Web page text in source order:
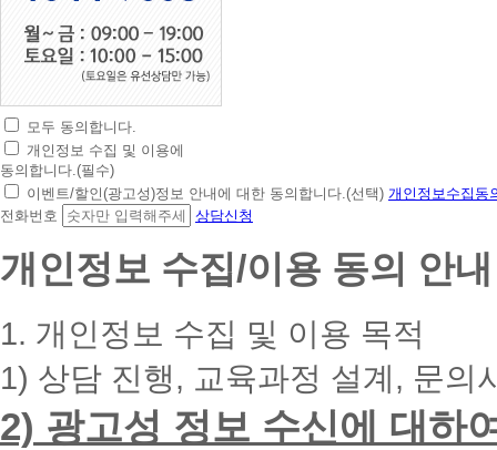
초
간
편
상
담
청
대
폰
입
력
모두 동의합니다.
개인정보 수집 및 이용에
동의합니다.(필수)
이벤트/할인(광고성)정보 안내에 대한 동의합니다.(선택) 개인정보수집동
전화번호
상담신청
개인정보 수집/이용 동의 안내
1. 개인정보 수집 및 이용 목적
1) 상담 진행, 교육과정 설계, 문의
2) 광고성 정보 수신에 대하